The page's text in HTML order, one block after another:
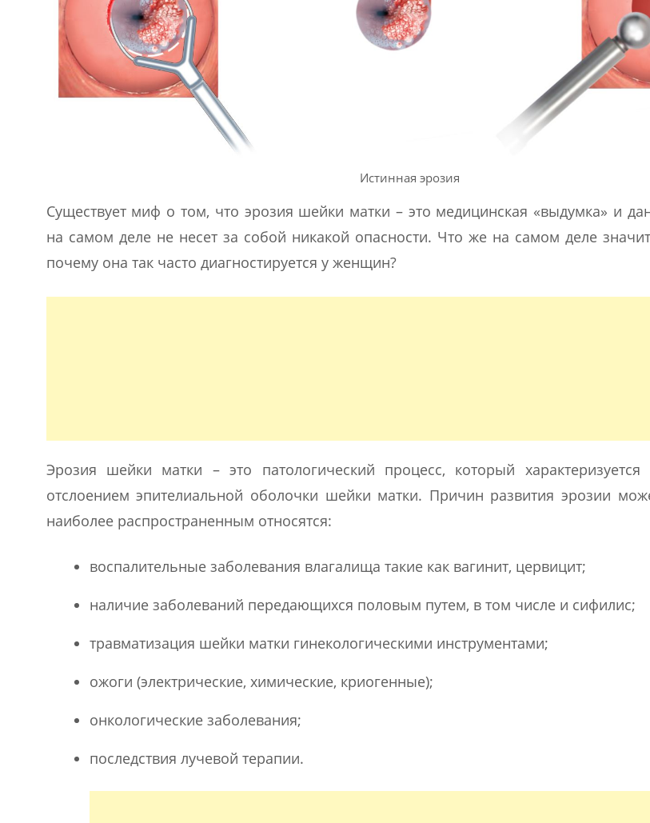
Истинная эрозия
Существует миф о том, что эрозия шейки матки – это медицинская «выдумка» и
на самом деле не несет за собой никакой опасности. Что же на самом деле
почему она так часто диагностируется у женщин?
Эрозия шейки матки – это патологический процесс, который
отслоением эпителиальной оболочки шейки матки. Причин развития эрозии
наиболее распространенным относятся:
воспалительные заболевания влагалища такие как вагинит, цервицит;
наличие заболеваний передающихся половым путем, в том числе и сифилис;
травматизация шейки матки гинекологическими инструментами;
ожоги (электрические, химические, криогенные);
онкологические заболевания;
последствия лучевой терапии.